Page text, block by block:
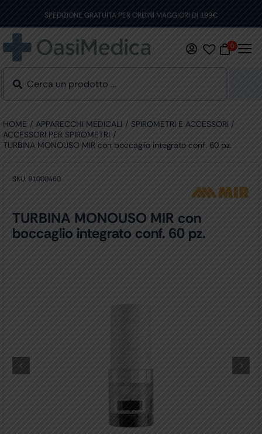
content
SPEDIZIONE GRATUITA PER ORDINI MAGGIORI DI 199€
0
HOME APPARECCHI MEDICALI
SPIROMETRI E ACCESSORI
ACCESSORI PER SPIROMETRI
TURBINA MONOUSO MIR con boccaglio integrato conf. 60 pz.
SKU:91000460
TURBINA MONOUSO MIR con
boccaglio integrato conf. 60 pz.